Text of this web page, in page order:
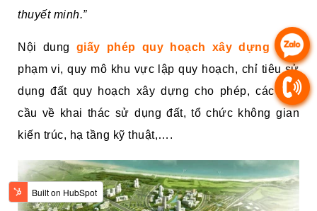
thuyết minh.”
Nội dung giấy phép quy hoạch xây dựng
gồm
phạm vi, quy mô khu vực lập quy hoạch, chỉ tiêu sử
dụng đất quy hoạch xây dựng cho phép, các yêu
cầu về khai thác sử dụng đất, tổ chức không gian
kiến trúc, hạ tầng kỹ thuật,….